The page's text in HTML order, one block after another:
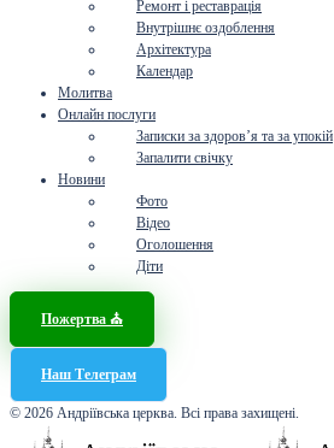
Ремонт і реставрація
Внутрішнє оздоблення
Архітектура
Календар
Молитва
Онлайн послуги
Записки за здоров’я та за упокій
Запалити свічку
Новини
Фото
Відео
Оголошення
Діти
Пожертва ⛪️
Наш Телеграм
© 2026 Андріївська церква. Всі права захищені.